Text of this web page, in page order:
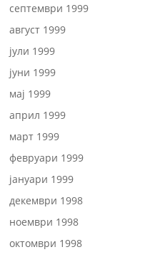
септември 1999
август 1999
јули 1999
јуни 1999
мај 1999
април 1999
март 1999
февруари 1999
јануари 1999
декември 1998
ноември 1998
октомври 1998